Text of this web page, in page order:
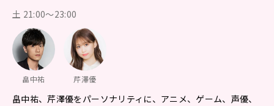
土 21:00～23:00
畠中祐 芹澤優
畠中祐、芹澤優をパーソナリティに、アニメ、ゲーム、声優、